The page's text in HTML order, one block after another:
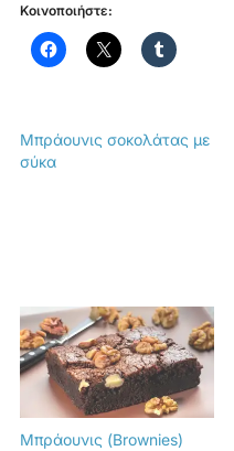
Κοινοποιήστε:
Μπράουνις σοκολάτας με
σύκα
Μπράουνις (Brownies)